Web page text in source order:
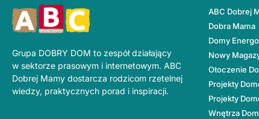
Grupa DOBRY DOM to zespół działający
w sektorze prasowym i internetowym. ABC
Dobrej Mamy dostarcza rodzicom rzetelnej
wiedzy, praktycznych porad i inspiracji.
ABC Dobrej
Dobra Mama
Domy
Nowy
Otoczenie
Projekty
Projekty
Wnętrza